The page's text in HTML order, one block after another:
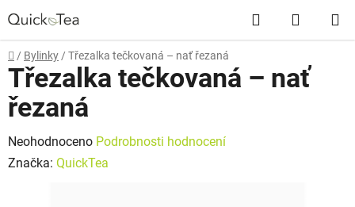
na
obsah
Hledat
KOŠÍK
Domů
/ Bylinky / Třezalka tečkovaná – nať řezaná
Třezalka tečkovaná – nať
řezaná
Průměrné
hodnocení
Neohodnoceno Podrobnosti hodnocení
Značka: QuickTea